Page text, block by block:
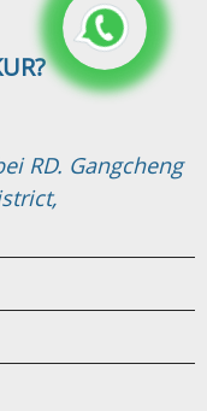
RD. Gangcheng